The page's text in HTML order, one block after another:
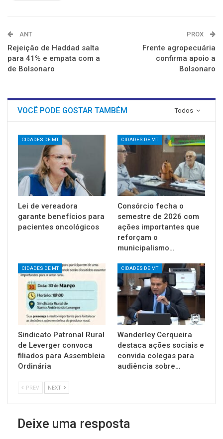
ANT
Rejeição de Haddad salta
para 41% e empata com a
de Bolsonaro
PROX
Frente agropecuária
confirma apoio a
Bolsonaro
Todos
VOCÊ PODE GOSTAR TAMBÉM
CIDADES DE MT
Lei de vereadora
garante benefícios para
pacientes oncológicos
CIDADES DE MT
Consórcio fecha o
semestre de 2026 com
ações importantes que
reforçam o
municipalismo…
CIDADES DE MT
Sindicato Patronal Rural
de Leverger convoca
filiados para Assembleia
Ordinária
CIDADES DE MT
Wanderley Cerqueira
destaca ações sociais e
convida colegas para
audiência sobre…
PREV NEXT
Deixe uma resposta